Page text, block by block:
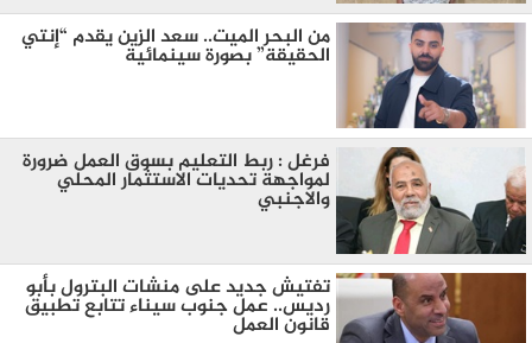
من البحر الميت.. سعد الزين يقدم “إنتي
الحقيقة” بصورة سينمائية
فرغل : ربط التعليم بسوق العمل ضرورة
لمواجهة تحديات الاستثمار المحلي
والاجنبي
تفتيش جديد على منشات البترول بأبو
رديس.. عمل جنوب سيناء تتابع تطبيق
قانون العمل